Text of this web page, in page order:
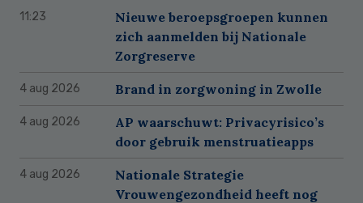
11:23
Nieuwe beroepsgroepen kunnen
zich aanmelden bij Nationale
Zorgreserve
4 aug 2026 Brand in zorgwoning in Zwolle
4 aug 2026
AP waarschuwt: Privacyrisico’s
door gebruik menstruatieapps
4 aug 2026
Nationale Strategie
Vrouwengezondheid heeft nog